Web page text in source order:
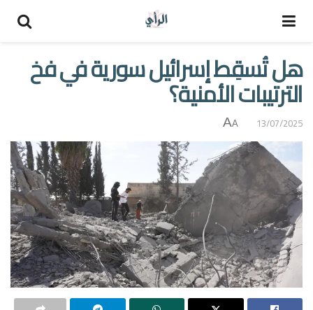
هل تُسقِط إسرائيل سورية في فخ
الترتيبات الأمنية؟
13/07/2025
A
A